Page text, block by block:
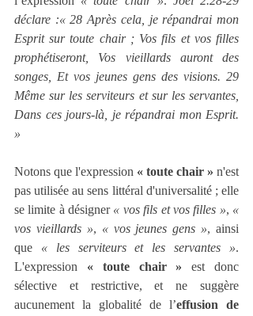
déclare :« 28 Après cela, je répandrai mon
Esprit sur toute chair ; Vos fils et vos filles
prophétiseront, Vos vieillards auront des
songes, Et vos jeunes gens des visions. 29
Même sur les serviteurs et sur les servantes,
Dans ces jours-là, je répandrai mon Esprit.
»
Notons que l'expression « toute chair » n'est
pas utilisée au sens littéral d'universalité ; elle
se limite à désigner « vos fils et vos filles », «
vos vieillards », « vos jeunes gens », ainsi
que « les serviteurs et les servantes ».
L'expression « toute chair » est donc
sélective et restrictive, et ne suggère
aucunement la globalité de l’effusion de